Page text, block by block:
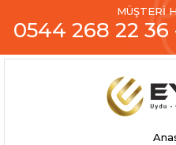
MÜŞTERİ
0544 268 22 36